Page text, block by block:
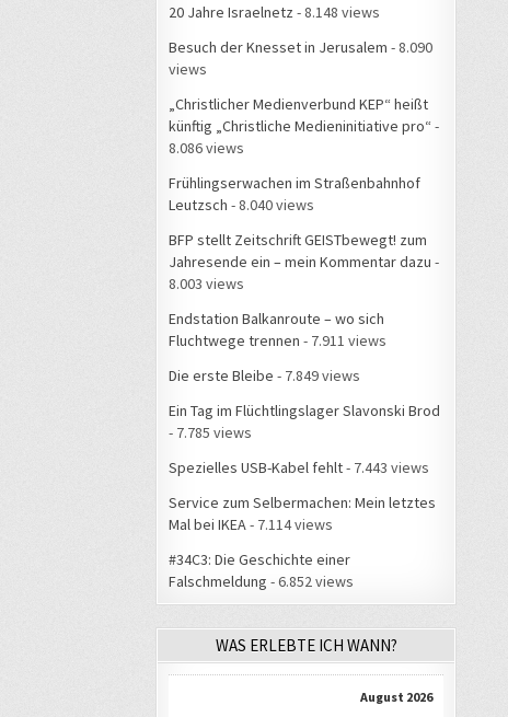
20 Jahre Israelnetz - 8.148 views
Besuch der Knesset in Jerusalem - 8.090
views
„Christlicher Medienverbund KEP“ heißt
künftig „Christliche Medieninitiative pro“ -
8.086 views
Frühlingserwachen im Straßenbahnhof
Leutzsch - 8.040 views
BFP stellt Zeitschrift GEISTbewegt! zum
Jahresende ein – mein Kommentar dazu -
8.003 views
Endstation Balkanroute – wo sich
Fluchtwege trennen - 7.911 views
Die erste Bleibe - 7.849 views
Ein Tag im Flüchtlingslager Slavonski Brod
- 7.785 views
Spezielles USB-Kabel fehlt- 7.443 views
Service zum Selbermachen: Mein letztes
Mal bei IKEA - 7.114 views
#34C3: Die Geschichte einer
Falschmeldung - 6.852 views
WAS ERLEBTE ICH WANN?
August 2026